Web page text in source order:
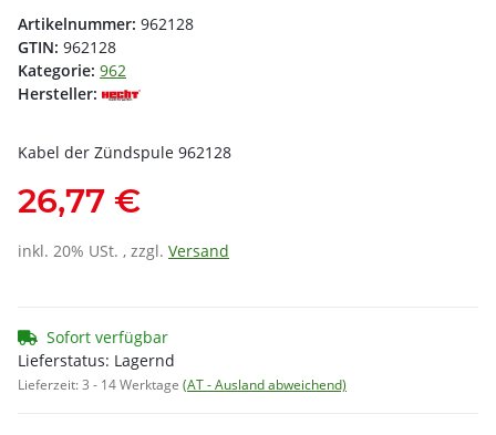
Artikelnummer: 962128
GTIN: 962128
Kategorie: 962
Hersteller:
Kabel der Zündspule 962128
26,77 €
inkl. 20% USt. , zzgl. Versand
Sofort verfügbar
Lieferstatus: Lagernd
Lieferzeit:3 - 14 Werktage (AT - Ausland abweichend)